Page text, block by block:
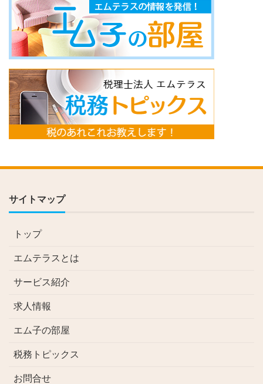
サイトマップ
トップ
エムテラスとは
サービス紹介
求人情報
エム子の部屋
税務トピックス
お問合せ